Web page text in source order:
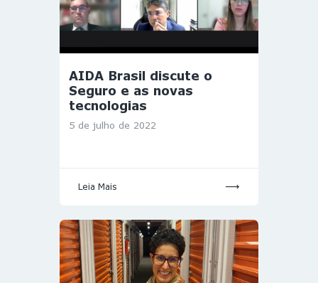
AIDA Brasil discute o
Seguro e as novas
tecnologias
5 de julho de 2022
Leia Mais